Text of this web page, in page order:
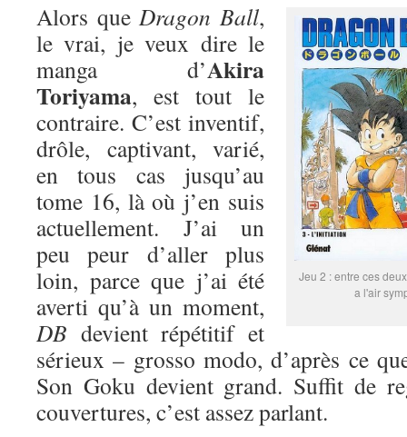
Jeu 2 : entre ces
a l'air
Alors queDragon Ball,
le vrai, je veux dire le
manga d’Akira
Toriyama, est tout le
contraire. C’est inventif,
drôle, captivant, varié,
en tous cas jusqu’au
tome 16, là où j’en suis
actuellement. J’ai un
peu peur d’aller plus
loin, parce que j’ai été
averti qu’à un moment,
DB devient répétitif et
sérieux – grosso modo, d’après ce
Son Goku devient grand. Suffit de
couvertures, c’est assez parlant.